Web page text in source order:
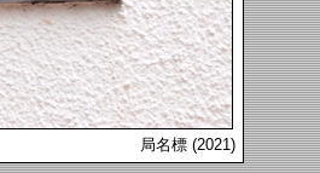
局名標 (2021)